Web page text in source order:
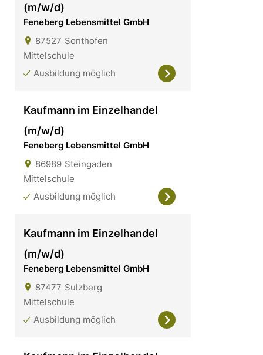
(m/w/d)
Feneberg Lebensmittel GmbH
87527 Sonthofen
Mittelschule
Ausbildung möglich
Kaufmann im Einzelhandel
(m/w/d)
Feneberg Lebensmittel GmbH
86989 Steingaden
Mittelschule
Ausbildung möglich
Kaufmann im Einzelhandel
(m/w/d)
Feneberg Lebensmittel GmbH
87477 Sulzberg
Mittelschule
Ausbildung möglich